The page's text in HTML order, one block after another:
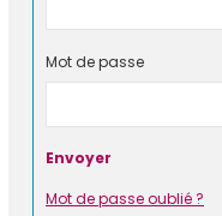
Mot de passe
Mot de passe oublié ?